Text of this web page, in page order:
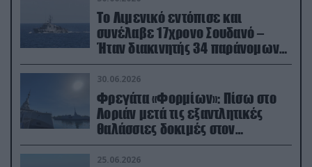
Το Λιμενικό εντόπισε και
συνέλαβε 17χρονο Σουδανό –
Ήταν διακινητής 34 παράνομων
μεταναστών
30.06.2026
Φρεγάτα «Φορμίων»: Πίσω στο
Λοριάν μετά τις εξαντλητικές
θαλάσσιες δοκιμές στον
απαιτητικό Βισκαϊκό
25.06.2026